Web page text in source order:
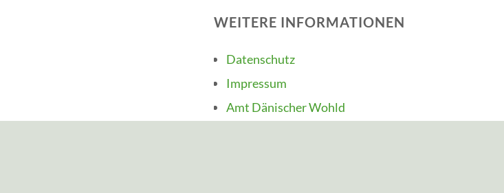
WEITERE INFORMATIONEN
Datenschutz
Impressum
Amt Dänischer Wohld